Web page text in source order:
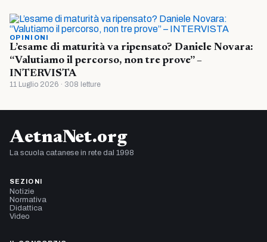
OPINIONI
L’esame di maturità va ripensato? Daniele Novara:
“Valutiamo il percorso, non tre prove” –
INTERVISTA
11 Luglio 2026 · 308 letture
AetnaNet.org
La scuola catanese in rete dal 1998
SEZIONI
Notizie
Normativa
Didattica
Video